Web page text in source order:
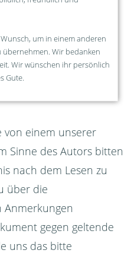
um in einem anderen
Wir bedanken
Wir wünschen ihr persönlich
Gute.
von einem unserer
Sinne des Autors bitten
nach dem Lesen zu
über die
gegen geltende
uns das bitte